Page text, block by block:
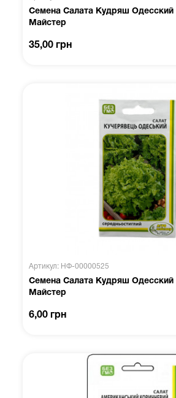
Семена Салата Кудряш Одесский
Майстер
35,00 грн
Артикул: НФ-00000525
Семена Салата Кудряш Одесский
Майстер
6,00 грн